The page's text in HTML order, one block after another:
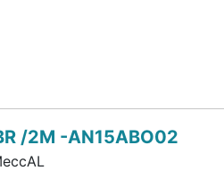
/2M -AN15ABO02